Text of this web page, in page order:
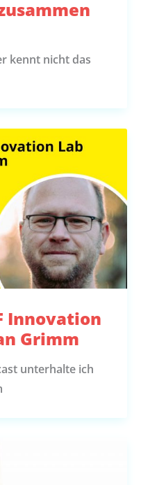
kennt nicht das
Innovation
Grimm
unterhalte ich